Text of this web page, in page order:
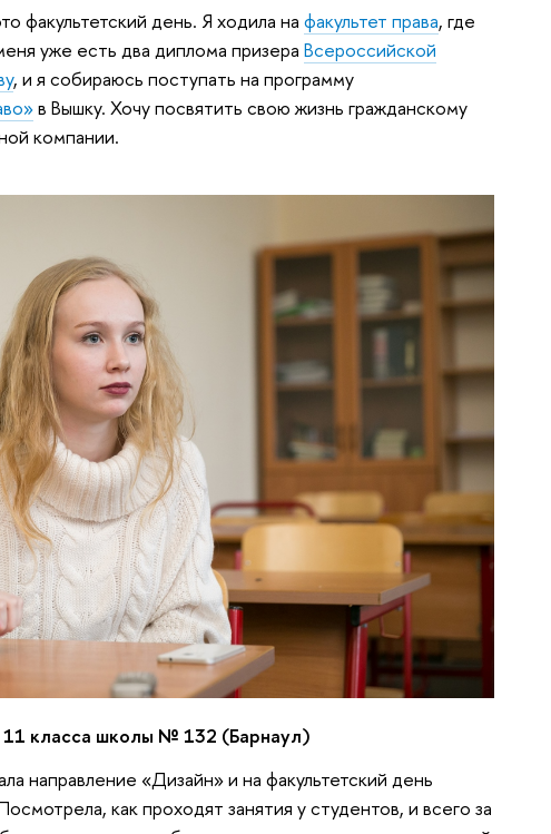
факультетский день. Я ходила на факультет права, где
уже есть два диплома призера Всероссийской
, и я собираюсь поступать на программу
в Вышку. Хочу посвятить свою жизнь гражданскому
компании.
класса школы № 132 (Барнаул)
направление «Дизайн» и на факультетский день
как проходят занятия у студентов, и всего за